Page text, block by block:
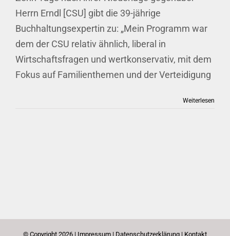
Herrn Erndl [CSU] gibt die 39-jährige
Buchhaltungsexpertin zu: „Mein Programm war
dem der CSU relativ ähnlich, liberal in
Wirtschaftsfragen und wertkonservativ, mit dem
Fokus auf Familienthemen und der Verteidigung
Weiterlesen
© Copyright 2026 | Impressum | Datenschutzerklärung | Kontakt